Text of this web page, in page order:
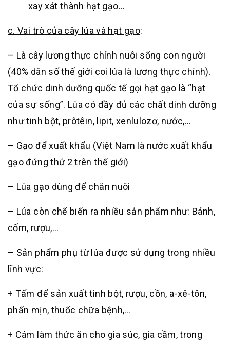
xay xát thành hạt gạo…
c. Vai trò của cây lúa và hạt gạo:
– Là cây lương thực chính nuôi sống con người
(40% dân số thế giới coi lúa là lương thực chính).
Tổ chức dinh dưỡng quốc tế gọi hạt gạo là “hạt
của sự sống”. Lúa có đầy đủ các chất dinh dưỡng
như tinh bột, prôtêin, lipit, xenlulozơ, nước,…
– Gạo để xuất khẩu (Việt Nam là nước xuất khẩu
gạo đứng thứ 2 trên thế giới)
– Lúa gạo dùng để chăn nuôi
– Lúa còn chế biến ra nhiều sản phẩm như: Bánh,
cốm, rượu,…
– Sản phẩm phụ từ lúa được sử dụng trong nhiều
lĩnh vực:
+ Tấm để sản xuất tinh bột, rượu, cồn, a-xê-tôn,
phấn mịn, thuốc chữa bệnh,…
+ Cám làm thức ăn cho gia súc, gia cầm, trong